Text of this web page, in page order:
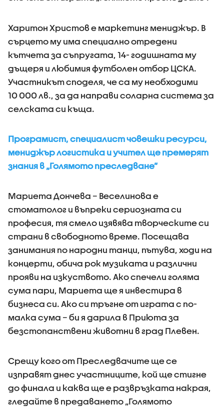
Харитон Христов е маркетинг мениджър. В
сърцето му има специално отредени
кътчета за съпругата, 14- годишната му
дъщеря и любимия футболен отбор ЦСКА.
Участникът споделя, че са му необходими
10 000 лв., за да направи соларна система за
селската си къща.
Програмист, специалист човешки ресурси,
мениджър логистика и учител ще премерят
знания в „Голямото преследване”
Мариета Дончева – Веселинова е
стоматолог и въпреки сериозната си
професия, тя смело изявява творческите си
страни в свободното време. Посещава
занимания по народни танци, пътува, ходи на
концерти, обича рок музиката и различни
прояви на изкуството. Ако спечели голяма
сума пари, Мариета ще я инвестира в
бизнеса си. Ако си тръгне от играта с по-
малка сума – би я дарила в Приюта за
безстопанствени животни в град Плевен.
Срещу кого от Преследвачите ще се
изправят днес участниците, кой ще стигне
до финала и каква ще е развръзката накрая,
гледайте в предаването „Голямото